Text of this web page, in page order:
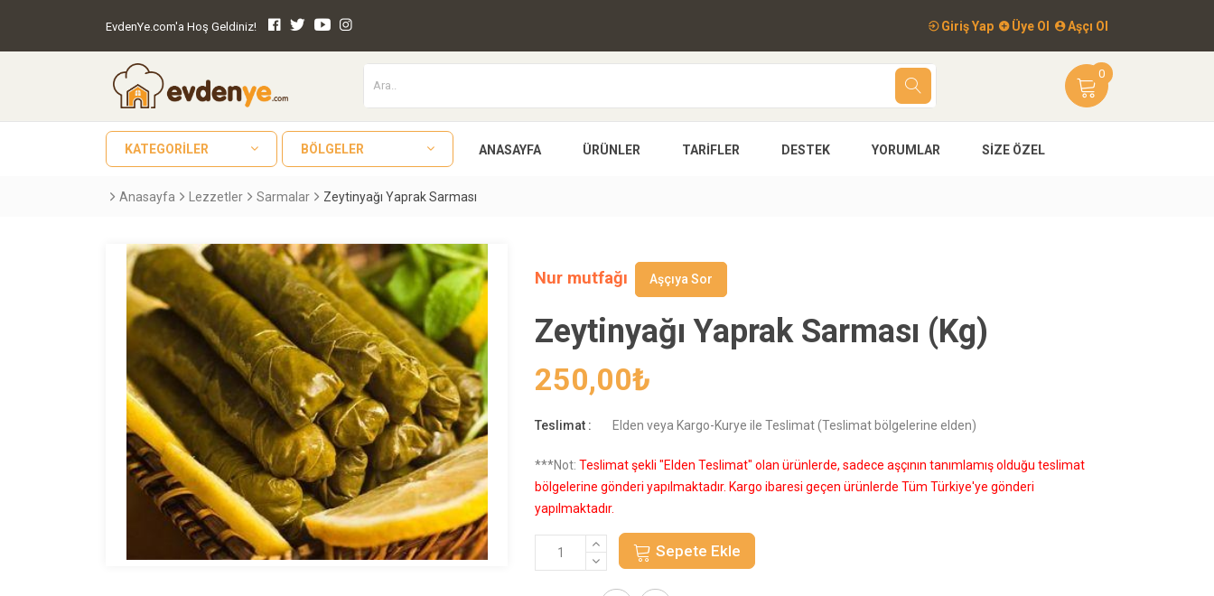
EvdenYe.com'a Hoş Geldiniz! Giriş Yap Üye Ol Aşçı Ol
0
KATEGORILER BÖLGELER ANASAYFA ÜRÜNLER TARIFLER DESTEK YORUMLAR SIZE ÖZEL
Anasayfa Lezzetler Sarmalar Zeytinyağı Yaprak Sarması
Nur mutfağı Aşçıya Sor
Zeytinyağı Yaprak Sarması (Kg)
250,00₺
Teslimat : Elden veya Kargo-Kurye ile Teslimat (Teslimat bölgelerine elden)
***Not: Teslimat şekli "Elden Teslimat" olan ürünlerde, sadece aşçının tanımlamış olduğu teslimat
bölgelerine gönderi yapılmaktadır. Kargo ibaresi geçen ürünlerde Tüm Türkiye'ye gönderi
yapılmaktadır.
Sepete Ekle